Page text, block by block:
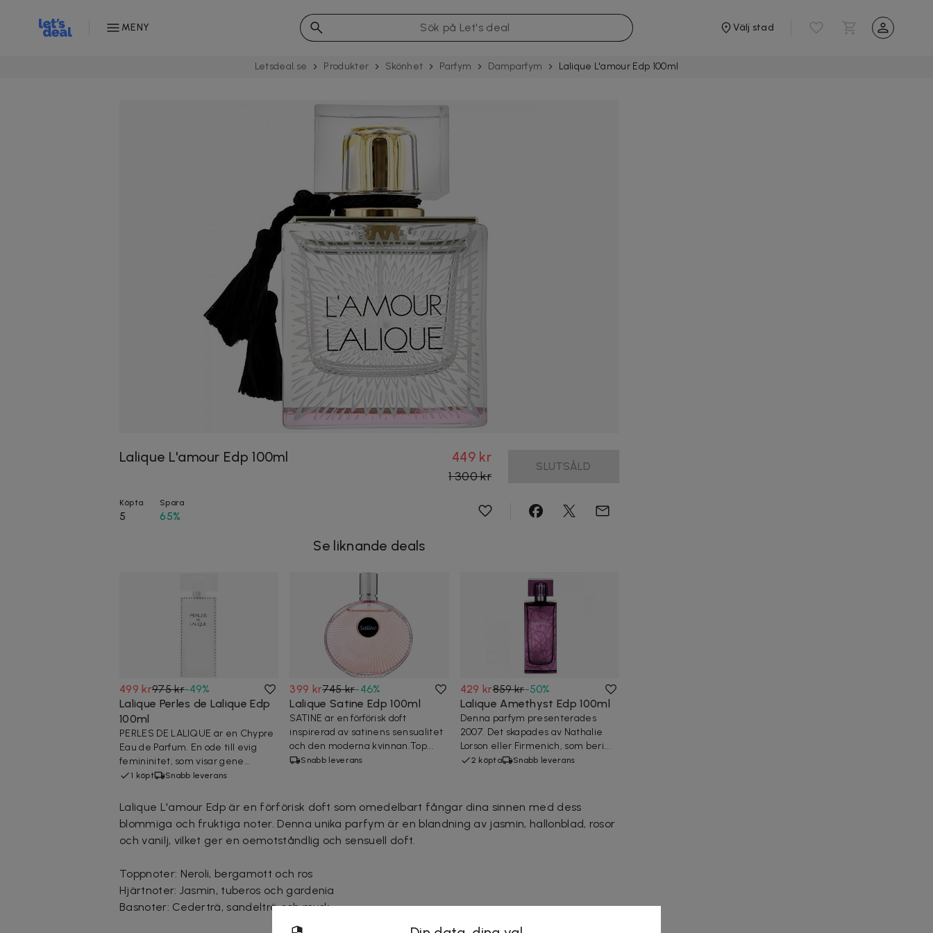
MENY Välj stad
Letsdeal.se Produkter Skönhet Parfym Damparfym Lalique L'amour Edp 100ml
Lalique L'amour Edp 100ml 449 kr
1 300 kr
SLUTSÅLD
Köpta
5
Spara
65%
Se liknande deals
499 kr975 kr-49%
Lalique Perles de Lalique Edp
100ml
PERLES DE LALIQUE är en Chypre
Eau de Parfum. En ode till evig
femininitet, som visar gene...
1 köpt Snabb leverans
399 kr745 kr-46%
Lalique Satine Edp 100ml
SATINE är en förförisk doft
inspirerad av satinens sensualitet
och den moderna kvinnan.Top...
Snabb leverans
429 kr859 kr-50%
Lalique Amethyst Edp 100ml
Denna parfym presenterades
2007. Det skapades av Nathalie
Lorson eller Firmenich, som beri...
2 köpta Snabb leverans
Lalique L'amour Edp är en förförisk doft som omedelbart fångar dina sinnen med dess
blommiga och fruktiga noter. Denna unika parfym är en blandning av jasmin, hallonblad, rosor
och vanilj, vilket ger en oemotståndlig och sensuell doft.
Toppnoter: Neroli, bergamott och ros
Hjärtnoter: Jasmin, tuberos och gardenia
Basnoter: Cederträ, sandelträ och mysk.